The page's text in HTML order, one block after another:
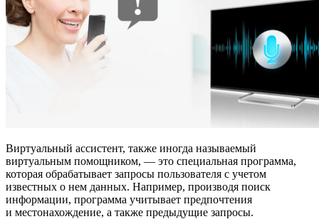
Виртуальный ассистент, также иногда называемый
виртуальным помощником, — это специальная программа,
которая обрабатывает запросы пользователя с учетом
известных о нем данных. Например, производя поиск
информации, программа учитывает предпочтения
и местонахождение, а также предыдущие запросы.